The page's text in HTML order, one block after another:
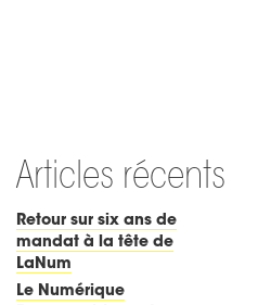
Articles récents
Retour sur six ans de
mandat à la tête de
LaNum
Le Numérique